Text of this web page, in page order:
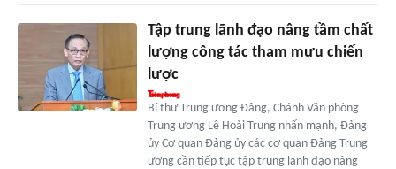
Tập trung lãnh đạo nâng tầm chất
lượng công tác tham mưu chiến
lược
Bí thư Trung ương Đảng, Chánh Văn phòng
Trung ương Lê Hoài Trung nhấn mạnh, Đảng
ủy Cơ quan Đảng ủy các cơ quan Đảng Trung
ương cần tiếp tục tập trung lãnh đạo nâng